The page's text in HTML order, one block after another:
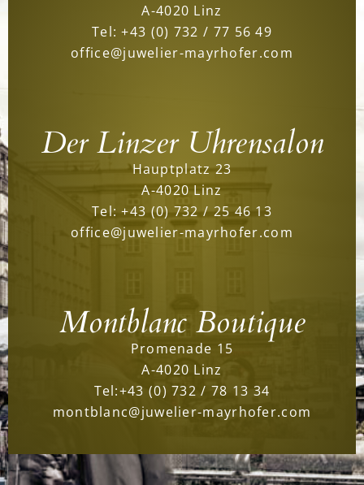
A-4020 Linz
Tel:+43 (0) 732 / 77 56 49
office@juwelier-mayrhofer.com
Der Linzer Uhrensalon
Hauptplatz 23
A-4020 Linz
Tel:+43 (0) 732 / 25 46 13
office@juwelier-mayrhofer.com
Montblanc Boutique
Promenade 15
A-4020 Linz
Tel:+43 (0) 732 / 78 13 34
montblanc@juwelier-mayrhofer.com